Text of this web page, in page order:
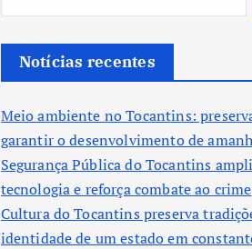
Notícias recentes
Meio ambiente no Tocantins:
garantir o desenvolvimento de
Segurança Pública do Tocantins
tecnologia e reforça combate ao crime
Cultura do Tocantins preserva
identidade de um estado em